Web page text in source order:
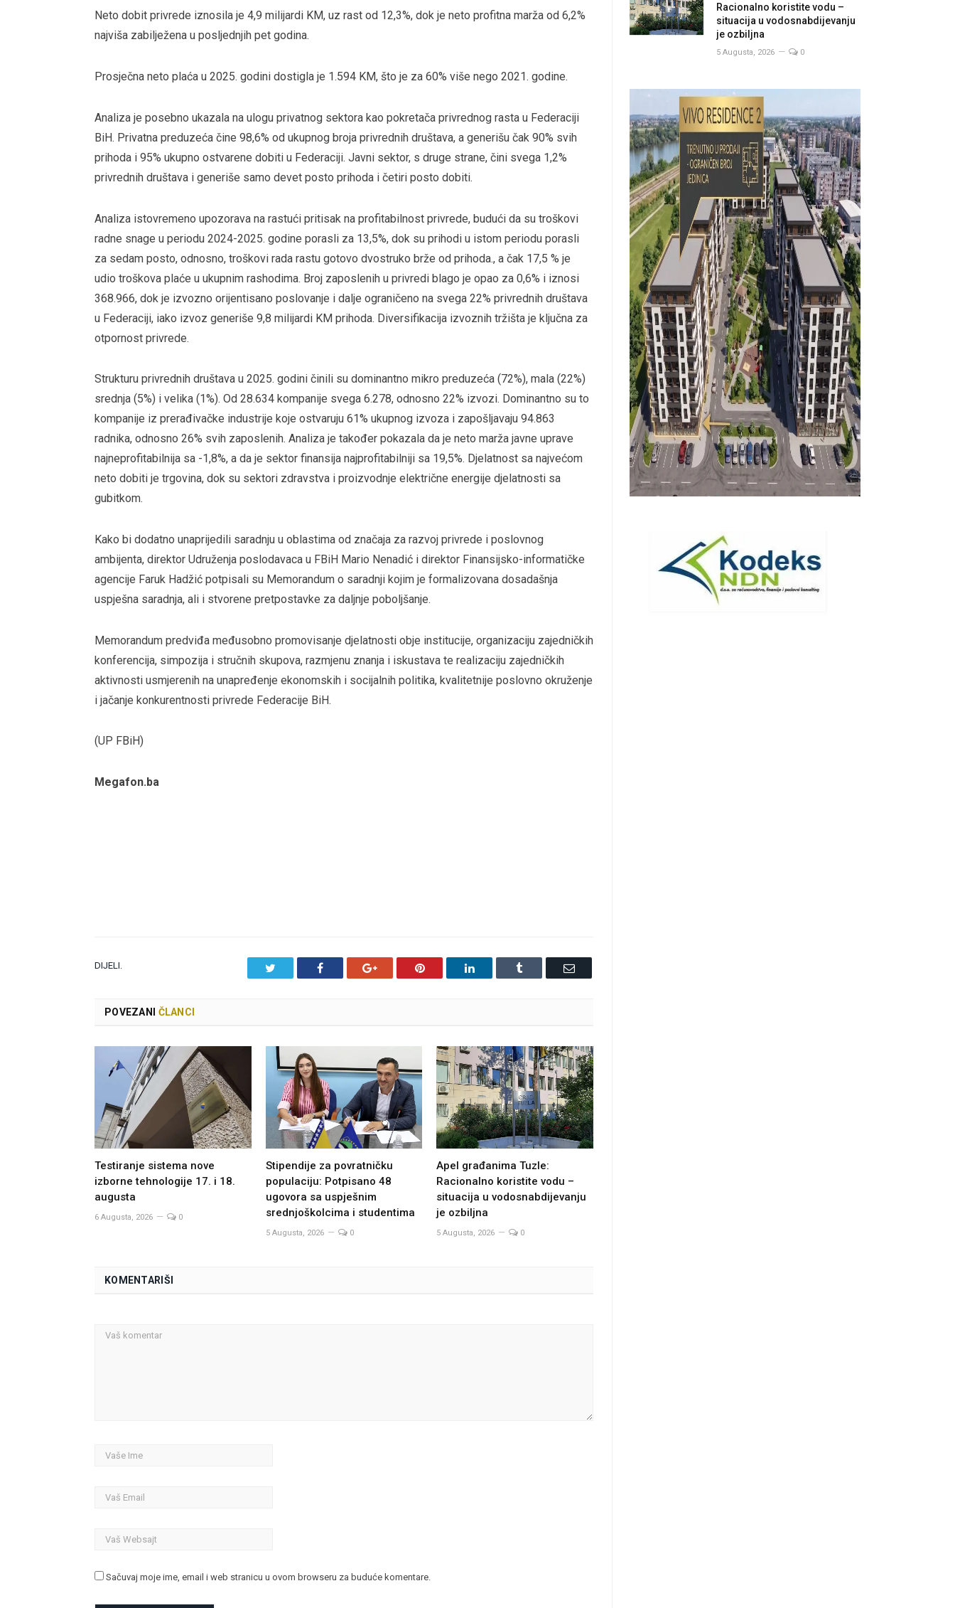
Neto dobit privrede iznosila je 4,9 milijardi KM, uz rast od 12,3%, dok je neto profitna marža od 6,2%
najviša zabilježena u posljednjih pet godina.
Prosječna neto plaća u 2025. godini dostigla je 1.594 KM, što je za 60% više nego 2021. godine.
Analiza je posebno ukazala na ulogu privatnog sektora kao pokretača privrednog rasta u Federaciji
BiH. Privatna preduzeća čine 98,6% od ukupnog broja privrednih društava, a generišu čak 90% svih
prihoda i 95% ukupno ostvarene dobiti u Federaciji. Javni sektor, s druge strane, čini svega 1,2%
privrednih društava i generiše samo devet posto prihoda i četiri posto dobiti.
Analiza istovremeno upozorava na rastući pritisak na profitabilnost privrede, budući da su troškovi
radne snage u periodu 2024-2025. godine porasli za 13,5%, dok su prihodi u istom periodu porasli
za sedam posto, odnosno, troškovi rada rastu gotovo dvostruko brže od prihoda., a čak 17,5 % je
udio troškova plaće u ukupnim rashodima. Broj zaposlenih u privredi blago je opao za 0,6% i iznosi
368.966, dok je izvozno orijentisano poslovanje i dalje ograničeno na svega 22% privrednih društava
u Federaciji, iako izvoz generiše 9,8 milijardi KM prihoda. Diversifikacija izvoznih tržišta je ključna za
otpornost privrede.
Strukturu privrednih društava u 2025. godini činili su dominantno mikro preduzeća (72%), mala (22%)
srednja (5%) i velika (1%). Od 28.634 kompanije svega 6.278, odnosno 22% izvozi. Dominantno su to
kompanije iz prerađivačke industrije koje ostvaruju 61% ukupnog izvoza i zapošljavaju 94.863
radnika, odnosno 26% svih zaposlenih. Analiza je također pokazala da je neto marža javne uprave
najneprofitabilnija sa -1,8%, a da je sektor finansija najprofitabilniji sa 19,5%. Djelatnost sa najvećom
neto dobiti je trgovina, dok su sektori zdravstva i proizvodnje električne energije djelatnosti sa
gubitkom.
Kako bi dodatno unaprijedili saradnju u oblastima od značaja za razvoj privrede i poslovnog
ambijenta, direktor Udruženja poslodavaca u FBiH Mario Nenadić i direktor Finansijsko-informatičke
agencije Faruk Hadžić potpisali su Memorandum o saradnji kojim je formalizovana dosadašnja
uspješna saradnja, ali i stvorene pretpostavke za daljnje poboljšanje.
Memorandum predviđa međusobno promovisanje djelatnosti obje institucije, organizaciju zajedničkih
konferencija, simpozija i stručnih skupova, razmjenu znanja i iskustava te realizaciju zajedničkih
aktivnosti usmjerenih na unapređenje ekonomskih i socijalnih politika, kvalitetnije poslovno okruženje
i jačanje konkurentnosti privrede Federacije BiH.
(UP FBiH)
Megafon.ba
DIJELI. Facebook Google+ Pinterest LinkedIn Tumblr Email
POVEZANI ČLANCI
Testiranje sistema nove
izborne tehnologije 17. i 18.
augusta
6 Augusta, 2026 0
Stipendije za povratničku
populaciju: Potpisano 48
ugovora sa uspješnim
srednjoškolcima i studentima
5 Augusta, 2026 0
Apel građanima Tuzle:
Racionalno koristite vodu –
situacija u vodosnabdijevanju
je ozbiljna
5 Augusta, 2026 0
KOMENTARIŠI
Sačuvaj moje ime, email i web stranicu u ovom browseru za buduće komentare.
Racionalno koristite vodu –
situacija u vodosnabdijevanju
je ozbiljna
5 Augusta, 2026 0